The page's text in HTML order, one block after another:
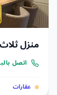
منزل
اتصل
عقارات